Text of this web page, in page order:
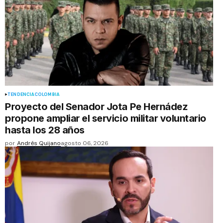
TENDENCIACOLOMBIA
Proyecto del Senador Jota Pe Hernádez
propone ampliar el servicio militar voluntario
hasta los 28 años
por Andrés Quijanoagosto 06, 2026